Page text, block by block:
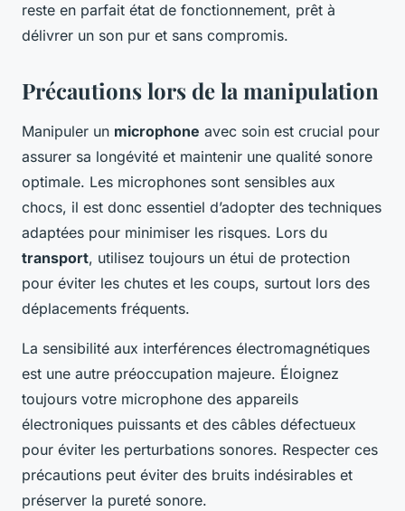
reste en parfait état de fonctionnement, prêt à
délivrer un son pur et sans compromis.
Précautions lors de la manipulation
Manipuler un microphone avec soin est crucial pour
assurer sa longévité et maintenir une qualité sonore
optimale. Les microphones sont sensibles aux
chocs, il est donc essentiel d’adopter des techniques
adaptées pour minimiser les risques. Lors du
transport, utilisez toujours un étui de protection
pour éviter les chutes et les coups, surtout lors des
déplacements fréquents.
La sensibilité aux interférences électromagnétiques
est une autre préoccupation majeure. Éloignez
toujours votre microphone des appareils
électroniques puissants et des câbles défectueux
pour éviter les perturbations sonores. Respecter ces
précautions peut éviter des bruits indésirables et
préserver la pureté sonore.